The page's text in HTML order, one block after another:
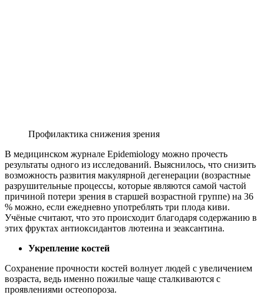
Профилактика снижения зрения
В медицинском журнале Epidemiology можно прочесть
результаты одного из исследований. Выяснилось, что снизить
возможность развития макулярной дегенерации (возрастные
разрушительные процессы, которые являются самой частой
причиной потери зрения в старшей возрастной группе) на 36
% можно, если ежедневно употреблять три плода киви.
Учёные считают, что это происходит благодаря содержанию в
этих фруктах антиоксидантов лютеина и зеаксантина.
Укрепление костей
Сохранение прочности костей волнует людей с увеличением
возраста, ведь именно пожилые чаще сталкиваются с
проявлениями остеопороза.